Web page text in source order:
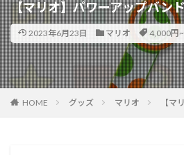
【マリオ】パワーアップバン
2023年6月23日 マリオ 4,000円
HOME グッズ マリオ 【マ